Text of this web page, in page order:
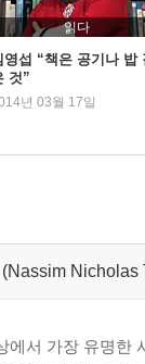
읽다
영섭 “책은 공기나 밥
것”
년 03월 17일
(Nassim Nicholas
에서 가장 유명한